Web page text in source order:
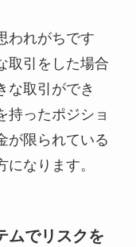
われがちです
取引をした場合
な取引ができ
持ったポジショ
が限られている
なります。
ムでリスクを